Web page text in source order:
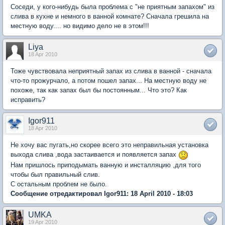
Соседи, у кого-нибудь была проблема с "не приятным запахом" из
слива в кухне и немного в ванной комнате? Сначала грешила на
местную воду.... но видимо дело не в этом!!!
Liya
18 Apr 2010
Тоже чувствовала неприятный запах из слива в ванной - сначала
что-то прожурчало, а потом пошел запах... На местную воду не
похоже, так как запах был бы постоянным... Что это? Как
исправить?
Igor911
18 Apr 2010
Не хочу вас пугать,но скорее всего это неправильная установка
выхода слива ,вода застаивается и появляется запах
Нам пришлось приподымать ванную и инсталляцию ,для того
чтобы был правильный слив.
С остальным проблем не было.
Сообщение отредактировал Igor911: 18 April 2010 - 18:03
UMKA
19 Apr 2010